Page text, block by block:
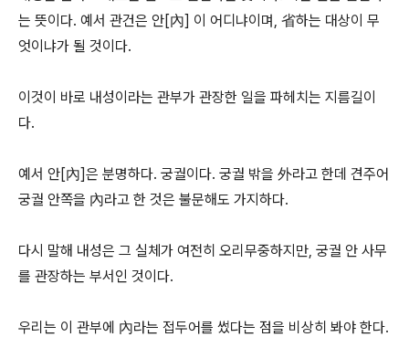
는 뜻이다. 예서 관건은 안[內] 이 어디냐이며, 省하는 대상이 무
엇이냐가 될 것이다.
이것이 바로 내성이라는 관부가 관장한 일을 파헤치는 지름길이
다.
예서 안[內]은 분명하다. 궁궐이다. 궁궐 밖을 外라고 한데 견주어
궁궐 안쪽을 內라고 한 것은 불문해도 가지하다.
다시 말해 내성은 그 실체가 여전히 오리무중하지만, 궁궐 안 사무
를 관장하는 부서인 것이다.
우리는 이 관부에 內라는 접두어를 썼다는 점을 비상히 봐야 한다.